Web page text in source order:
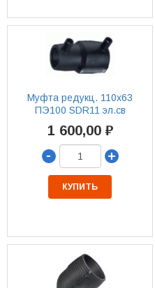
Муфта редукц. 110х63
ПЭ100 SDR11 эл.св
1 600,00 ₽
-
+
КУПИТЬ